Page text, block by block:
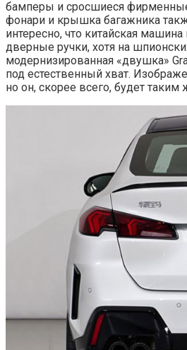
бамперы и сросшиеся
фонари и крышка багажника
интересно, что китайская
дверные ручки, хотя на
модернизированная «двушка»
под естественный хват.
но он, скорее всего, будет таким